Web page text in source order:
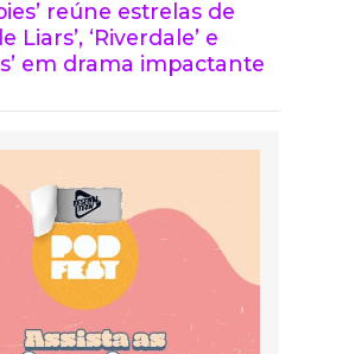
reúne estrelas de
Liars’, ‘Riverdale’ e
em drama impactante